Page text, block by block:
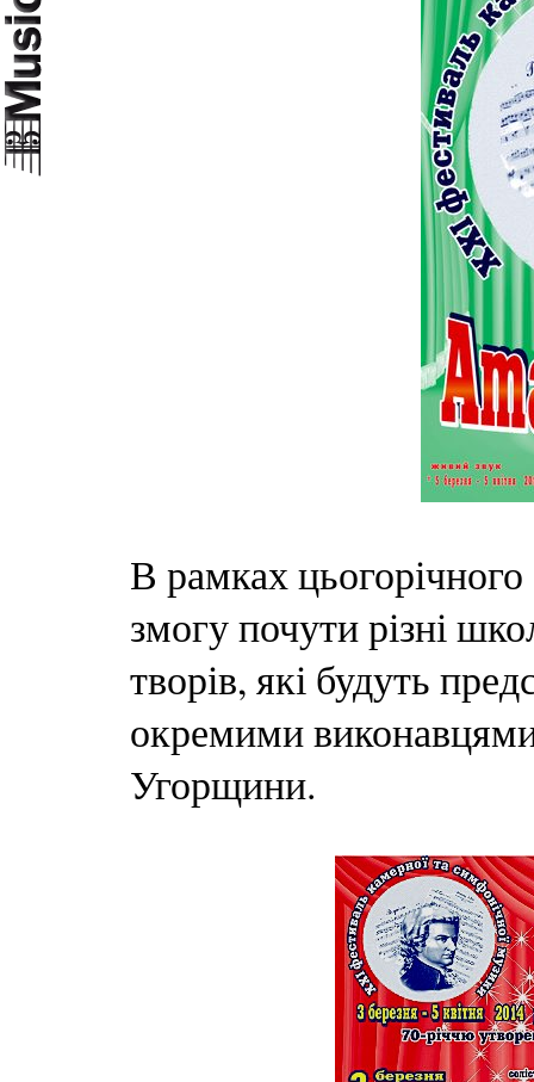
В рамках
змогу почути різні
творів, які будуть
окремими
Угорщини.